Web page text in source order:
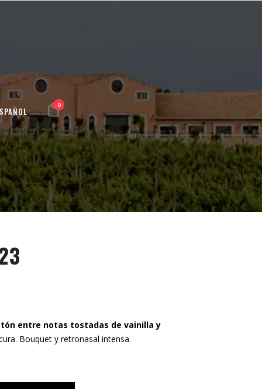
0
entre notas tostadas de vainilla y
Bouquet y retronasal intensa.